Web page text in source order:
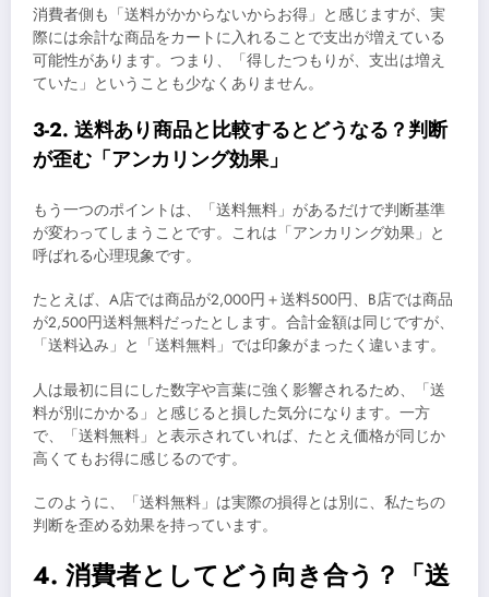
消費者側も「送料がかからないからお得」と感じますが、実
際には余計な商品をカートに入れることで支出が増えている
可能性があります。つまり、「得したつもりが、支出は増え
ていた」ということも少なくありません。
3-2. 送料あり商品と比較するとどうなる？判断
が歪む「アンカリング効果」
もう一つのポイントは、「送料無料」があるだけで判断基準
が変わってしまうことです。これは「アンカリング効果」と
呼ばれる心理現象です。
たとえば、A店では商品が2,000円＋送料500円、B店では商品
が2,500円送料無料だったとします。合計金額は同じですが、
「送料込み」と「送料無料」では印象がまったく違います。
人は最初に目にした数字や言葉に強く影響されるため、「送
料が別にかかる」と感じると損した気分になります。一方
で、「送料無料」と表示されていれば、たとえ価格が同じか
高くてもお得に感じるのです。
このように、「送料無料」は実際の損得とは別に、私たちの
判断を歪める効果を持っています。
4. 消費者としてどう向き合う？「送